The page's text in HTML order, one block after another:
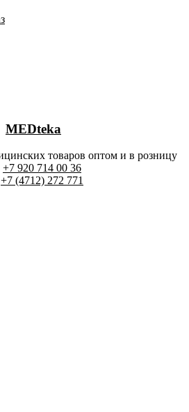
MEDteka
товаров оптом и в розницу
+7 920 714 00 36
+7 (4712) 272 771